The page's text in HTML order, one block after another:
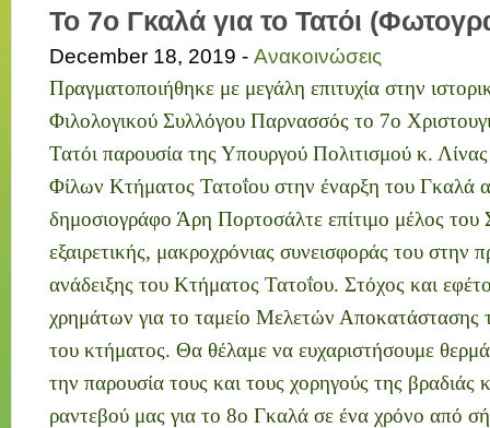
Το 7ο Γκαλά για το Τατόι
December 18, 2019 - Ανακοινώσεις
Πραγματοποιήθηκε με μεγάλη επιτυχία στην
Φιλολογικού Συλλόγου Παρνασσός το 7ο
Τατόι παρουσία της Υπουργού Πολιτισμού κ.
Φίλων Κτήματος Τατοΐου στην έναρξη του Γκαλά
δημοσιογράφο Άρη Πορτοσάλτε επίτιμο μέλος του
εξαιρετικής, μακροχρόνιας συνεισφοράς του στην
ανάδειξης του Κτήματος Τατοΐου. Στόχος και
χρημάτων για το ταμείο Μελετών Αποκατάστασης
του κτήματος. Θα θέλαμε να ευχαριστήσουμε
την παρουσία τους και τους χορηγούς της βραδιάς
ραντεβού μας για το 8ο Γκαλά σε ένα χρόνο από